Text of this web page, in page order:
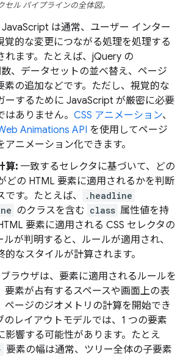
セル パイプラインの全体図。
JavaScript は通常、ユーザー インター
覚的な変更につながる処理を処理する
れます。たとえば、jQuery の
数、データセットの並べ替え、ページ
素の追加などです。ただし、視覚的な
ーするために JavaScript が厳密に必要
はありません。 CSS アニメーション、
Animations API を使用してページ
アニメーション化できます。
算: 一致するセレクタに基づいて、どの
どの HTML 要素に適用されるかを判断
す。たとえば、
.headline
のクラスを含む class 属性値を持
要素に適用される CSS セレクタの
ルが判明すると、ルールが適用され、
的なスタイルが計算されます。
ブラウザは、要素に適用されるルールを
要素が占有するスペースや画面上の表
ページのジオメトリの計算を開始でき
のレイアウトモデルでは、1 つの要素
影響する可能性があります。たとえ
要素の幅は通常、ツリー全体の子要素